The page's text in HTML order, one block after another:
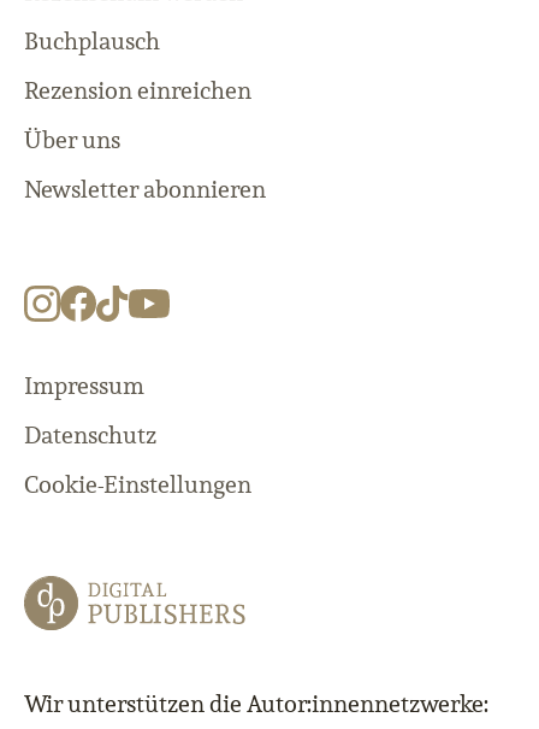
Buchplausch
Rezension einreichen
Über uns
Newsletter abonnieren
Impressum
Datenschutz
Cookie-Einstellungen
Wir unterstützen die Autor:innennetzwerke: